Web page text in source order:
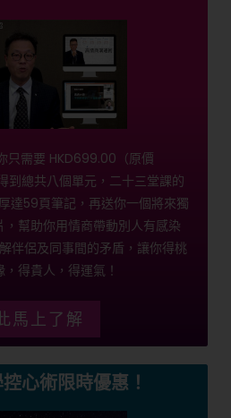
只需要 HKD699.00（原價
到總共八個單元，二十三堂課的
達59頁筆記，再送你一個將來獨
幫助你用情商帶動別人有感染
伴侶及同事間的矛盾，讓你得桃
得貴人，得運氣！
馬上了解
心術限時優惠！